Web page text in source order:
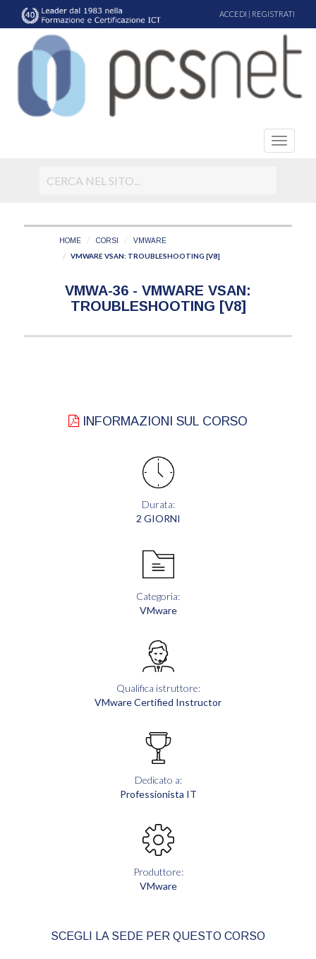
ACCEDI | REGISTRATI
HOME CORSI VMWARE
VMWARE VSAN: TROUBLESHOOTING [V8]
VMWA-36 - VMWARE VSAN:
TROUBLESHOOTING [V8]
INFORMAZIONI SUL CORSO
Durata:
2 GIORNI
Categoria:
VMware
Qualifica istruttore:
VMware Certified Instructor
Dedicato a:
Professionista IT
Produttore:
VMware
SCEGLI LA SEDE PER QUESTO CORSO